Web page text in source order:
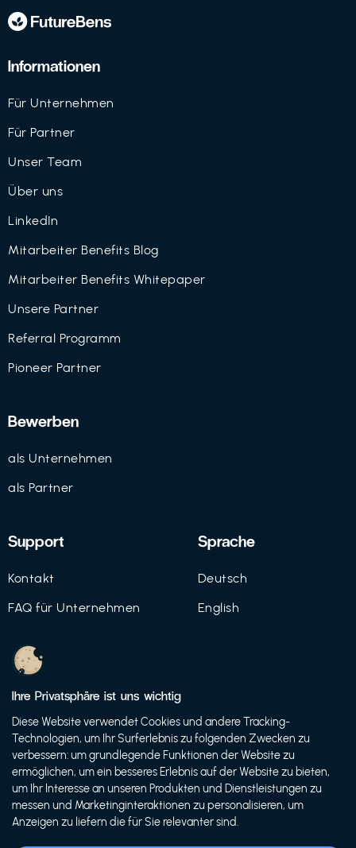
Informationen
Für Unternehmen
Für Partner
Unser Team
Über uns
LinkedIn
Mitarbeiter Benefits Blog
Mitarbeiter Benefits Whitepaper
Unsere Partner
Referral Programm
Pioneer Partner
Bewerben
als Unternehmen
als Partner
Support
Kontakt
FAQ für Unternehmen
Datenschutz
Nutzungsbedingungen
Sprache
Deutsch
English
© 2021 FutureBens GmbH
Ihre Privatsphäre ist uns wichtig
Diese Website verwendet Cookies und andere Tracking-
Technologien, um Ihr Surferlebnis zu folgenden Zwecken zu
verbessern: um grundlegende Funktionen der Website zu
ermöglichen, um ein besseres Erlebnis auf der Website zu bieten,
um Ihr Interesse an unseren Produkten und Dienstleistungen zu
messen und Marketinginteraktionen zu personalisieren, um
Anzeigen zu liefern die für Sie relevanter sind.